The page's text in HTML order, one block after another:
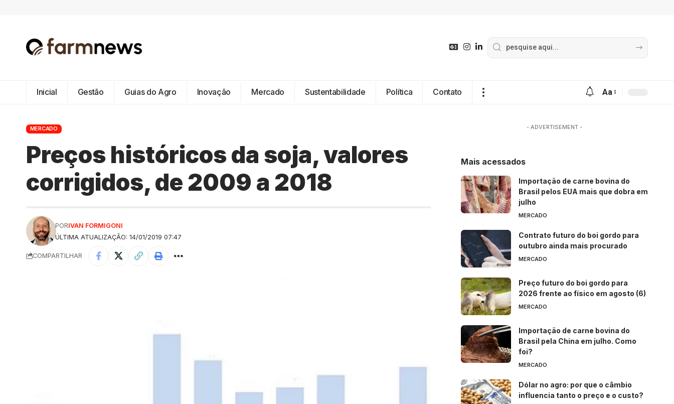
Inicial Gestão Guias do Agro Inovação Mercado Sustentabilidade Política Contato Aa
MERCADO
Preços históricos da soja, valores
corrigidos, de 2009 a 2018
ÚLTIMA ATUALIZAÇÃO: 14/01/2019 07:47
PORIVAN FORMIGONI
COMPARTILHAR
- ADVERTISEMENT -
Mais acessados
Importação de carne bovina do
Brasil pelos EUA mais que dobra em
julho
MERCADO
Contrato futuro do boi gordo para
outubro ainda mais procurado
MERCADO
Preço futuro do boi gordo para
2026 frente ao físico em agosto (6)
MERCADO
Importação de carne bovina do
Brasil pela China em julho. Como
foi?
MERCADO
Dólar no agro: por que o câmbio
influencia tanto o preço e o custo?